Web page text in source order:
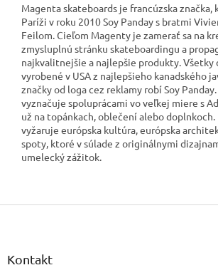
Magenta skateboards je francúzska značka,
Paríži v roku 2010 Soy Panday s bratmi
Feilom. Cieľom Magenty je zamerať sa na
zmysluplnú stránku skateboardingu a
najkvalitnejšie a najlepšie produkty. Všetky
vyrobené v USA z najlepšieho kanadského
značky od loga cez reklamy robí Soy
vyznačuje spoluprácami vo veľkej miere s
už na topánkach, oblečení alebo
vyžaruje európska kultúra, európska
spoty, ktoré v súlade z originálnymi
umelecký zážitok.
Z
Kontakt